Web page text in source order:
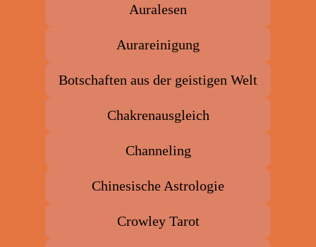
Auralesen
Aurareinigung
Botschaften aus der geistigen Welt
Chakrenausgleich
Channeling
Chinesische Astrologie
Crowley Tarot